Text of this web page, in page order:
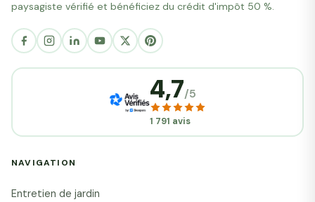
paysagiste vérifié et bénéficiez du crédit d'impôt 50 %.
4,7/5
1 791 avis
NAVIGATION
Entretien de jardin